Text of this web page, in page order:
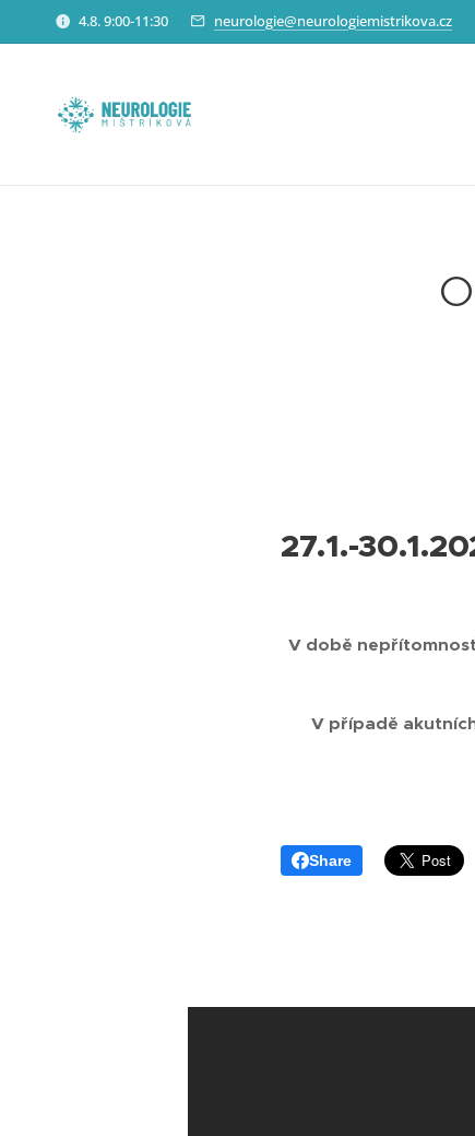
4.8. 9:00-11:30 neurologie@neurologiemistrikova.cz
27.1.-
V době
V případě
Share